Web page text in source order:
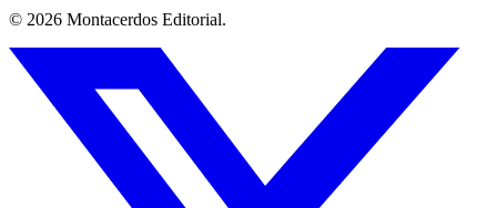
© 2026 Montacerdos Editorial.